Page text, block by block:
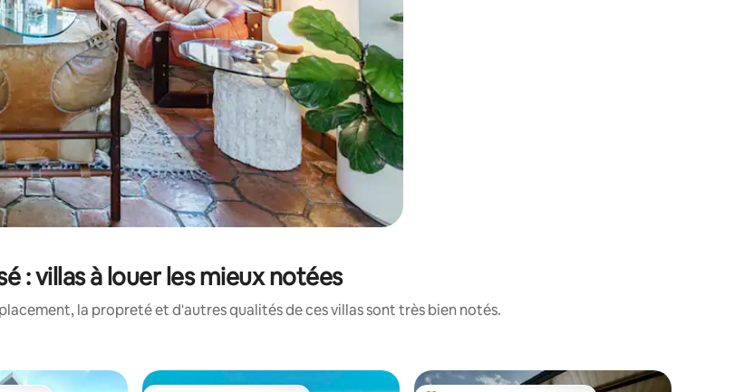
: villas à louer les mieux notées
la propreté et d'autres qualités de ces villas sont très bien notés.